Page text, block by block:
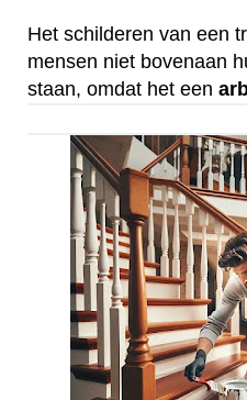
Het schilderen van een
mensen niet bovenaan
staan, omdat het een